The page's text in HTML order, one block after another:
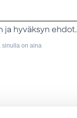
ja hyväksyn ehdot.
sinulla on aina